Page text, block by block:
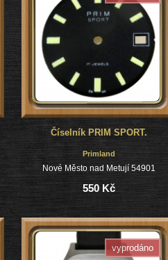
Číselník PRIM SPORT.
Primland
Nové Město nad Metují 54901
550 Kč
vyprodáno